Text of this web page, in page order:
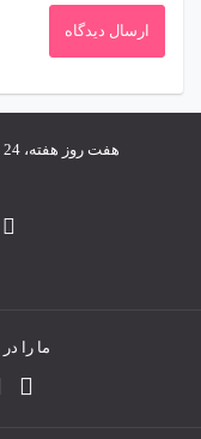
هفت روز هفته، 24 ساعت شبانه‌روز، در خدمت شما هستیم.
ما را